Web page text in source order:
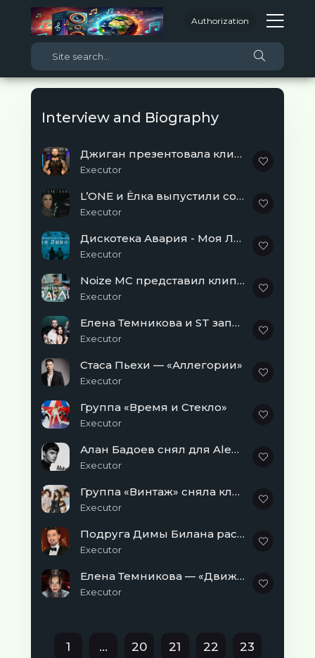
Authorization
Interview and Biography
Джиган презентовала клип на песню «Дни и ночи»
Executor
L’ONE и Ёлка выпустили совместный клип «Шанс
Executor
Дискотека Авария - Моя Любовь
Executor
Noize MC представил клип «Грабли»
Executor
Елена Темникова и ST записали саундтрек к фильму «Защитники»
Executor
Стаса Пьехи — «Аллегории»
Executor
Группа «Время и Стекло»
Executor
Алан Бадоев снял для Alekseev’а
Executor
Группа «Винтаж» сняла клип в обновленном составе.
Executor
Подруга Димы Билана рассказала о романтике в их отношениях.
Executor
Елена Темникова — «Движения»
Executor
1 ... 20 21 22 23